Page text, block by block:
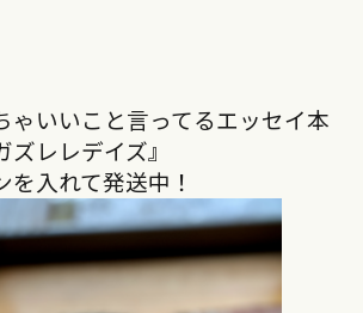
いいこと言ってるエッセイ本
ズレレデイズ』
を入れて発送中！